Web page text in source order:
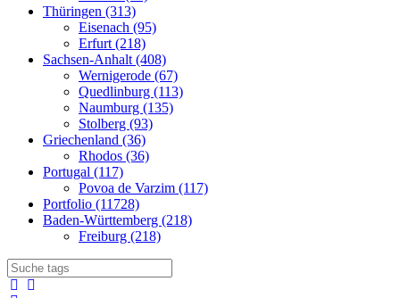
Thüringen (313)
Eisenach (95)
Erfurt (218)
Sachsen-Anhalt (408)
Wernigerode (67)
Quedlinburg (113)
Naumburg (135)
Stolberg (93)
Griechenland (36)
Rhodos (36)
Portugal (117)
Povoa de Varzim (117)
Portfolio (11728)
Baden-Württemberg (218)
Freiburg (218)